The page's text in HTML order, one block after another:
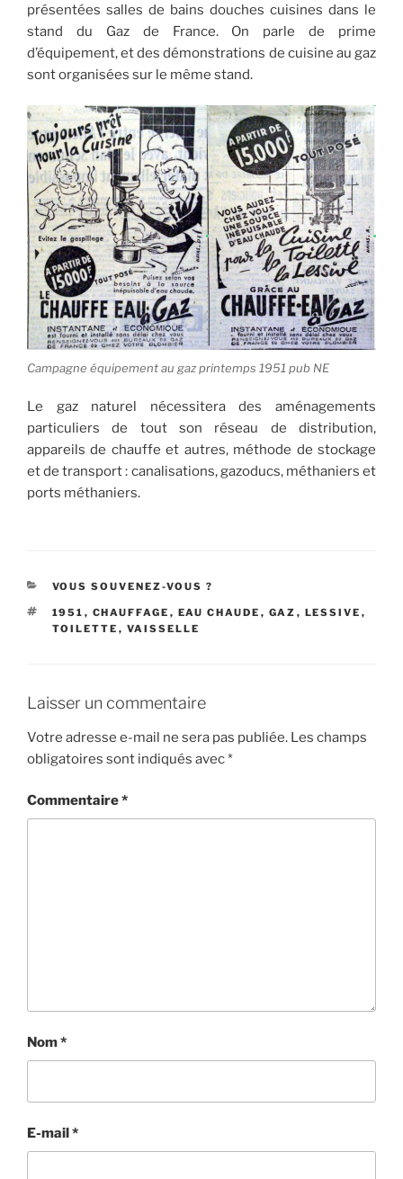
présentées salles de bains douches cuisines dans le
stand du Gaz de France. On parle de prime
d’équipement, et des démonstrations de cuisine au gaz
sont organisées sur le même stand.
Campagne équipement au gaz printemps 1951 pub NE
Le gaz naturel nécessitera des aménagements
particuliers de tout son réseau de distribution,
appareils de chauffe et autres, méthode de stockage
et de transport : canalisations, gazoducs, méthaniers et
ports méthaniers.
CATÉGORIES
VOUS SOUVENEZ-VOUS ?
ÉTIQUETTES
1951 , CHAUFFAGE , EAU CHAUDE , GAZ , LESSIVE ,
TOILETTE , VAISSELLE
Laisser un commentaire
Votre adresse e-mail ne sera pas publiée. Les champs
obligatoires sont indiqués avec*
Commentaire*
Nom*
E-mail *